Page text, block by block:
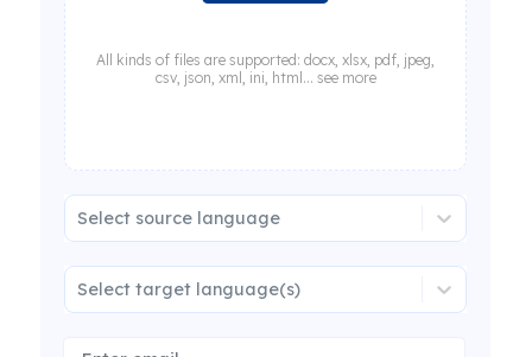
All kinds of files are supported: docx, xlsx, pdf, jpeg,
csv, json, xml, ini, html... see more
Select source language
Select target language(s)